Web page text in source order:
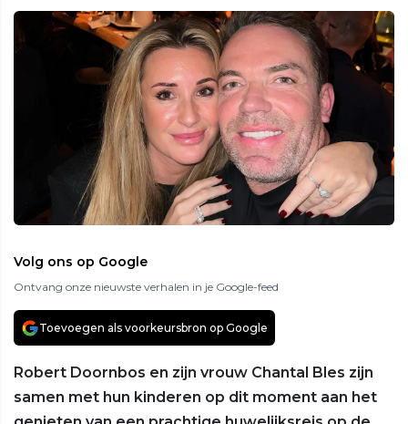
Volg ons op Google
Ontvang onze nieuwste verhalen in je Google-feed
Toevoegen als voorkeursbron op Google
Robert Doornbos en zijn vrouw Chantal Bles zijn
samen met hun kinderen op dit moment aan het